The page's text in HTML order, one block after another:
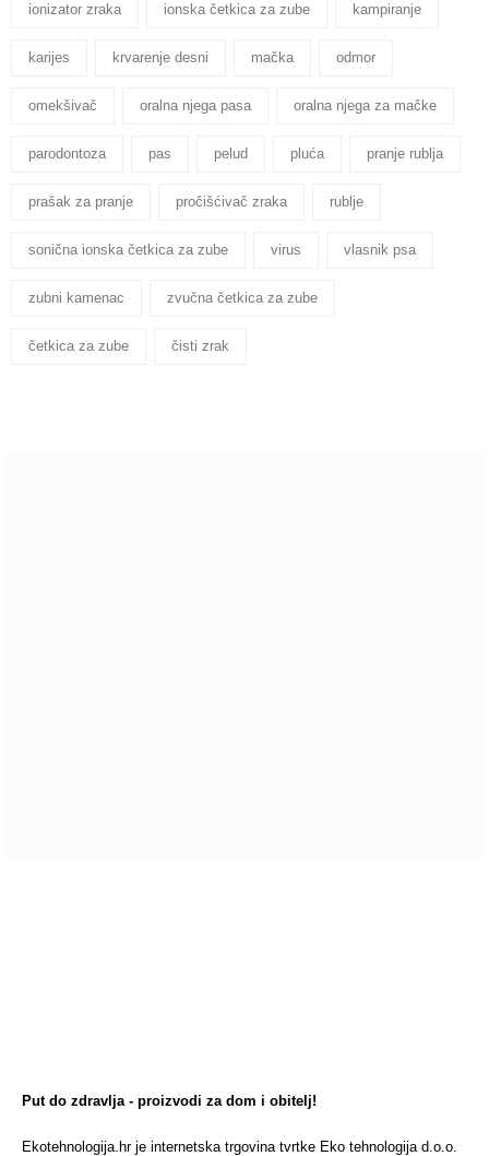
ionizator zraka ionska četkica za zube kampiranje
karijes krvarenje desni mačka odmor
omekšivač oralna njega pasa oralna njega za mačke
parodontoza pas pelud pluća pranje rublja
prašak za pranje pročišćivač zraka rublje
sonična ionska četkica za zube virus vlasnik psa
zubni kamenac zvučna četkica za zube
četkica za zube čisti zrak
Put do zdravlja - proizvodi za dom i obitelj!
Ekotehnologija.hr je internetska trgovina tvrtke Eko tehnologija d.o.o.